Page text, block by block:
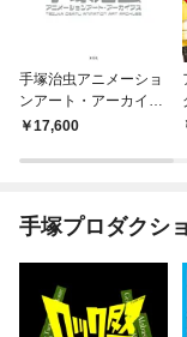
手塚治虫アニメーショ
ンアート・アーカイブ
ス17,600
手塚プロダクシ